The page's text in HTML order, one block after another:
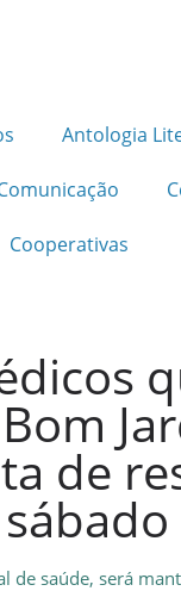
Antologia
Cooperativas
de
de saúde, será